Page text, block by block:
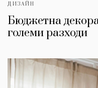
ДИЗАЙН
Бюджетна
големи разходи